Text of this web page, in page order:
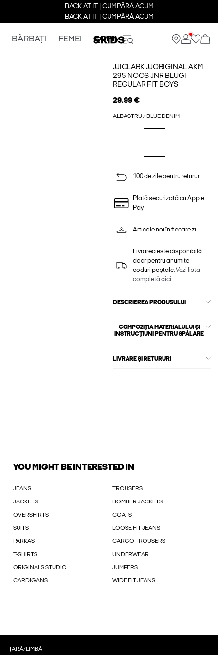
BACK AT IT | CUMPĂRĂ ACUM
BACK AT IT | CUMPĂRĂ ACUM
BĂRBAȚI FEMEI COPII
JJICLARK JJORIGINAL AKM
295 NOOS JNR BLUGI
REGULAR FIT BOYS
29.99 €
ALBASTRU / BLUE DENIM
100 de zile pentru retururi
Plată securizată cu Apple
Pay
Articole noi în fiecare zi
Livrarea este disponibilă
doar pentru anumite
coduri poștale.Vezi lista
completă aici.
DESCRIEREA PRODUSULUI
COMPOZIȚIA MATERIALULUI ȘI
INSTRUCȚIUNI PENTRU SPĂLARE
LIVRARE ȘI RETURURI
YOU MIGHT BE INTERESTED IN
JEANS TROUSERS
JACKETS BOMBER JACKETS
OVERSHIRTS COATS
SUITS LOOSE FIT JEANS
PARKAS CARGO TROUSERS
T-SHIRTS UNDERWEAR
ORIGINALS STUDIO JUMPERS
CARDIGANS WIDE FIT JEANS
ȚARĂ/LIMBĂ